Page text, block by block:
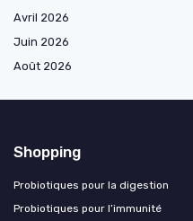
Avril 2026
Juin 2026
Août 2026
Shopping
Probiotiques pour la digestion
Probiotiques pour l’immunité